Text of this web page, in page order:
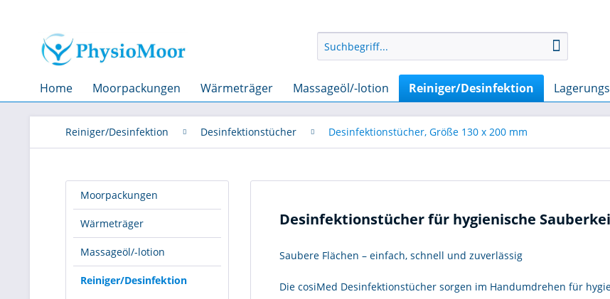
Home Moorpackungen Wärmeträger Massageöl/-lotion Reiniger/Desinfektion
Reiniger/Desinfektion Desinfektionstücher Desinfektionstücher, Größe 130 x 200 mm
Moorpackungen
Wärmeträger
Massageöl/-lotion
Reiniger/Desinfektion
Desinfektionstücher für hygienische
Saubere Flächen – einfach, schnell und zuverlässig
Die cosiMed Desinfektionstücher sorgen im Handumdrehen für